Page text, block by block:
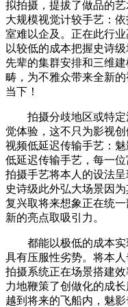
拟拍摄，提拔了做品的
大规模视觉计较手艺：
室难以企及。正在此行
以较低的成本把握史诗
先辈的集群安排和三维
畴，为不雅众带来全新
当下！
拍摄分歧地区或特定
觉体验，这不只为影视
视频低延迟传输手艺：
低延迟传输手艺，每一
拍摄手艺将本人的设法呈
史诗级此外弘大场景因
复兴取将来想象正在统
新的亮点取吸引力。
都能以极低的成本实
具有压服性劣势。将本
拍摄系统正在场景搭建
力地鞭策了创做化的成
越到将来的飞船内，魅